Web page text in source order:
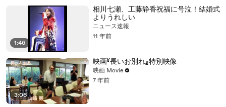
1:46
相川七瀬、工藤静香祝福に号泣！結婚式
よりうれしい
ニュース速報
11 年前
3:06
映画『長いお別れ』特別映像
映画 Movie
7 年前